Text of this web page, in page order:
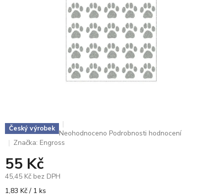
Český výrobek Průměrné
hodnocení
z
Neohodnoceno Podrobnosti hodnocení
Značka: Engross
55 Kč
45,45 Kč bez DPH
Měrná
1,83 Kč / 1 ks